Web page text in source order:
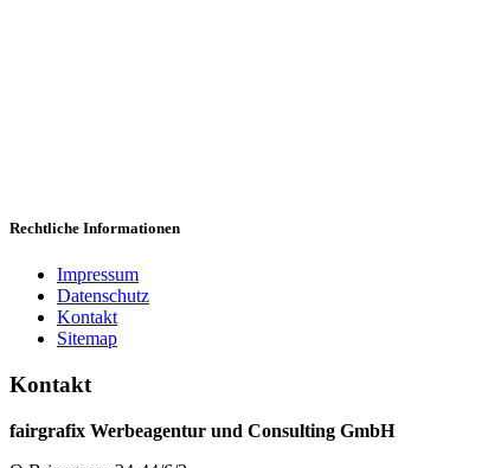
Rechtliche Informationen
Impressum
Datenschutz
Kontakt
Sitemap
Kontakt
fairgrafix Werbeagentur und Consulting GmbH